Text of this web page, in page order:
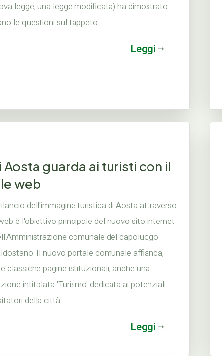
legge, una legge modificata) ha dimostrato
le questioni sul tappeto.
Leggi
Aosta guarda ai turisti con il
web
dell'immagine turistica di Aosta attraverso
è l'obiettivo principale del nuovo sito internet
comunale del capoluogo
Il nuovo portale comunale affianca,
classiche pagine istituzionali, anche una
intitolata 'Turismo' dedicata ai potenziali
della città.
Leggi